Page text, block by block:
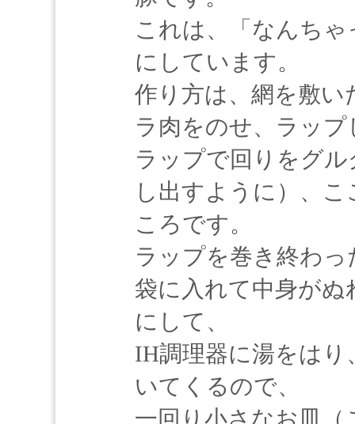
これは、「なんち
にしています。
作り方は、網を敷
ラ肉をのせ、ラップ
ラップで回りをグ
し出すように）、
ころです。
ラップを巻き終わ
袋に入れて中身が
にして、
IH調理器に湯をはり
いてくるので、
一回り小さなお皿（